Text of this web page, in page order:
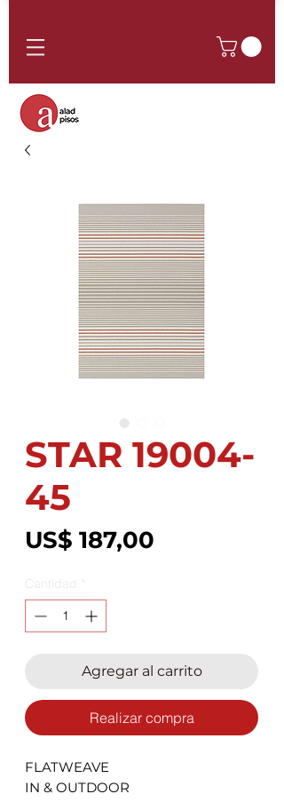
STAR 19004-
45
US$ 187,00
Agregar al carrito
Realizar compra
FLATWEAVE
IN & OUTDOOR